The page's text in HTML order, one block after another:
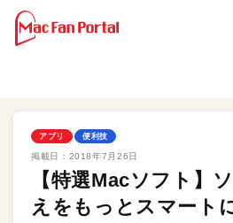
アプリ 便利技
掲載日： 2018年7月26日
【特選Macソフト】
えをもっとスマート